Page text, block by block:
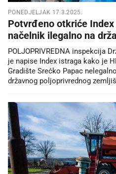
PONEDJELJAK 17.3.2025.
Potvrđeno otkriće
načelnik ilegalno na
POLJOPRIVREDNA inspekcija
je napise Index istraga kako je
Gradište Srećko Papac
državnog poljoprivrednog